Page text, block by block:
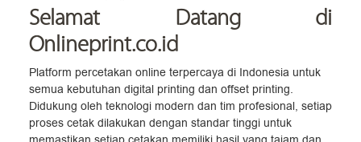
Selamat Datang di
Onlineprint.co.id
Platform percetakan online terpercaya di Indonesia untuk
semua kebutuhan digital printing dan offset printing.
Didukung oleh teknologi modern dan tim profesional, setiap
proses cetak dilakukan dengan standar tinggi untuk